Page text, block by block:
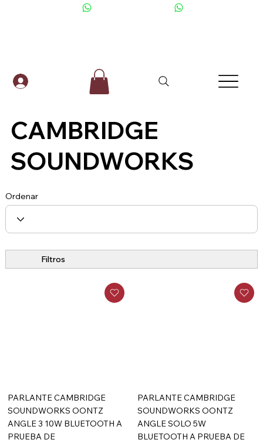
PARLANTE CAMBRIDGE
SOUNDWORKS OONTZ
ANGLE 3 10W BLUETOOTH A
PRUEBA DE
PARLANTE CAMBRIDGE
SOUNDWORKS OONTZ
ANGLE SOLO 5W
BLUETOOTH A PRUEBA DE
CAMBRIDGE
SOUNDWORKS
Filtros
Ordenar